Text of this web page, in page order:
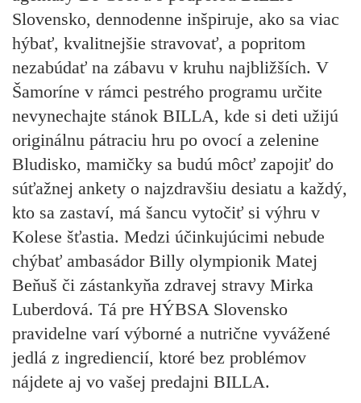
Slovensko, dennodenne inšpiruje, ako sa viac
hýbať, kvalitnejšie stravovať, a popritom
nezabúdať na zábavu v kruhu najbližších. V
Šamoríne v rámci pestrého programu určite
nevynechajte stánok BILLA, kde si deti užijú
originálnu pátraciu hru po ovocí a zelenine
Bludisko, mamičky sa budú môcť zapojiť do
súťažnej ankety o najzdravšiu desiatu a každý,
kto sa zastaví, má šancu vytočiť si výhru v
Kolese šťastia. Medzi účinkujúcimi nebude
chýbať ambasádor Billy olympionik Matej
Beňuš či zástankyňa zdravej stravy Mirka
Luberdová. Tá pre HÝBSA Slovensko
pravidelne varí výborné a nutrične vyvážené
jedlá z ingrediencií, ktoré bez problémov
nájdete aj vo vašej predajni BILLA.